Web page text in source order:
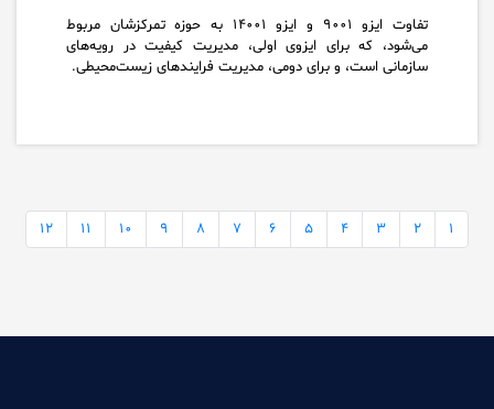
تفاوت ایزو ۹۰۰۱ و ایزو ۱۴۰۰۱ به حوزه تمرکزشان مربوط
می‌شود، که برای ایزوی اولی، مدیریت کیفیت در رویه‌های
سازمانی است، و برای دومی، مدیریت فرایندهای زیست‌محیطی.
1
2
3
4
5
6
7
8
9
10
11
12